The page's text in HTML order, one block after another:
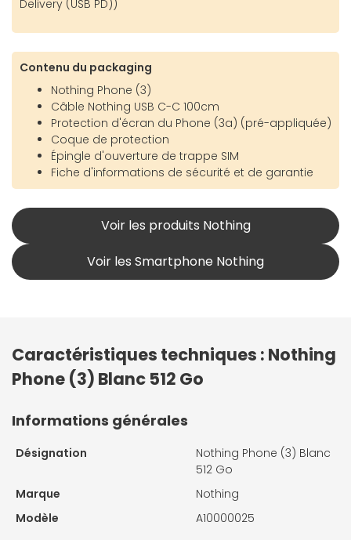
Delivery (USB PD))
Contenu du packaging
Nothing Phone (3)
Câble Nothing USB C-C 100cm
Protection d'écran du Phone (3a) (pré-appliquée)
Coque de protection
Épingle d'ouverture de trappe SIM
Fiche d'informations de sécurité et de garantie
Voir les produits Nothing
Voir les Smartphone Nothing
Caractéristiques techniques : Nothing
Phone (3) Blanc 512 Go
Informations générales
Désignation
Nothing Phone (3) Blanc
512 Go
Marque
Nothing
Modèle
A10000025